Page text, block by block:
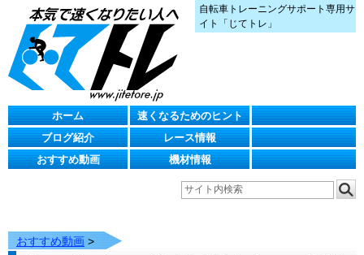
自転車トレーニングサポート専用サ
イト「じてトレ」
ホーム
速くなるためのヒント
ブログ紹介
レース情報
おすすめ動画
機材情報
おすすめ動画 >